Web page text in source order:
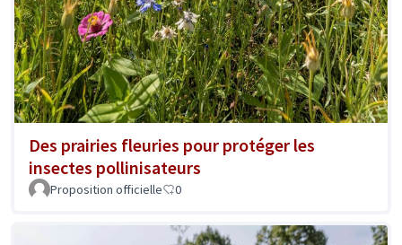
Des prairies fleuries pour protéger les
insectes pollinisateurs
Proposition officielle 0